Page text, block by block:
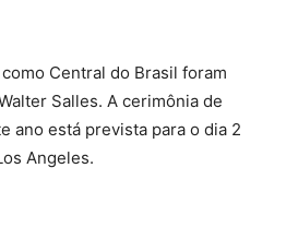
Central do Brasil foram
Salles. A cerimônia de
ano está prevista para o dia 2
Angeles.